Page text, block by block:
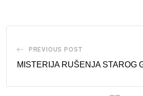
PREVIOUS POST
MISTERIJA RUŠENJA STAROG